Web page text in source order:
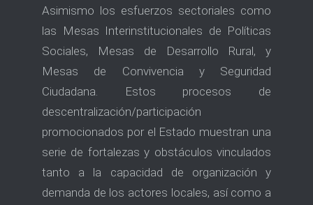
Asimismo los esfuerzos sectoriales como
las Mesas Interinstitucionales de Políticas
Sociales, Mesas de Desarrollo Rural, y
Mesas de Convivencia y Seguridad
Ciudadana. Estos procesos de
descentralización/participación
promocionados por el Estado muestran una
serie de fortalezas y obstáculos vinculados
tanto a la capacidad de organización y
demanda de los actores locales, así como a